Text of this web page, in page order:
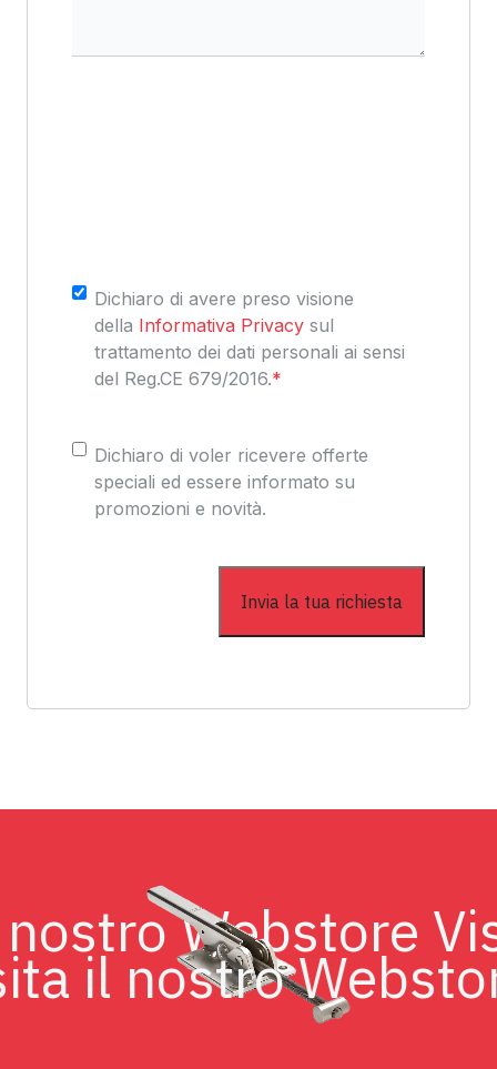
Consenso*
Dichiaro di avere preso visione
della Informativa Privacy sul
trattamento dei dati personali ai sensi
del Reg.CE 679/2016.*
Consenso
Dichiaro di voler ricevere offerte
speciali ed essere informato su
promozioni e novità.
il nostro Webstore
il nostro